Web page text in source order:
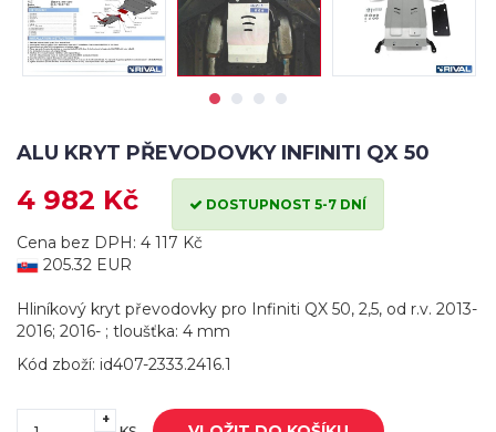
ALU KRYT PŘEVODOVKY INFINITI QX 50
4 982 Kč DOSTUPNOST 5-7 DNÍ
Cena bez DPH: 4 117 Kč
205.32 EUR
Hliníkový kryt převodovky pro Infiniti QX 50, 2,5, od r.v. 2013-
2016; 2016- ; tloušťka: 4 mm
Kód zboží: id407-2333.2416.1
+